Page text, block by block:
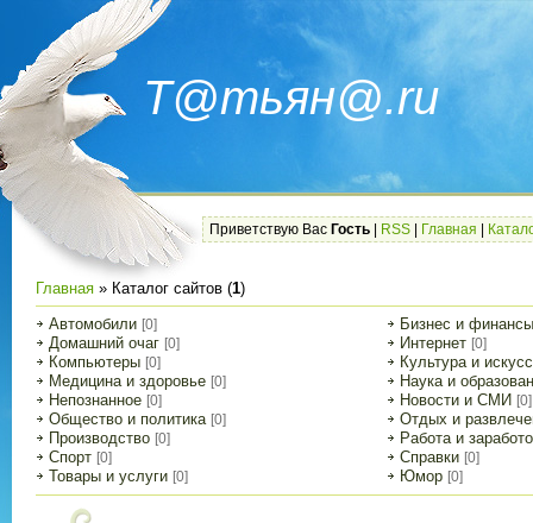
Т@тьян@.ru
Приветствую Вас Гость RSS Главная
Главная » Каталог сайтов (1)
Автомобили [0]
Бизнес и финансы
Домашний очаг [0] Интернет [0]
Компьютеры [0]
Культура и
Медицина и здоровье [0]
Наука и
Непознанное [0] Новости и СМИ [0]
Общество и политика [0]
Отдых и
Производство [0]
Работа и
Спорт [0] Справки [0]
Товары и услуги [0] Юмор [0]